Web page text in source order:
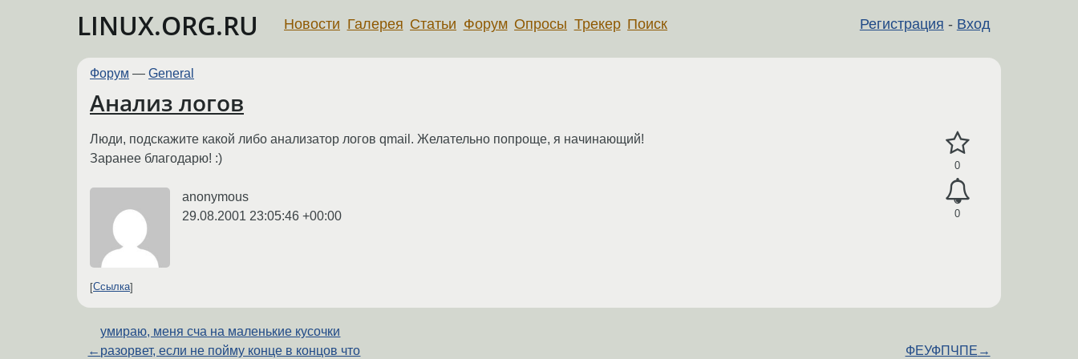
LINUX.ORG.RU Регистрация - Вход
Новости Галерея Статьи Форум Опросы Трекер Поиск
Форум — General
Анализ логов
0
0
Люди, подскажите какой либо анализатор логов qmail. Желательно попроще, я начинающий!
Заранее благодарю! :)
anonymous
29.08.2001 23:05:46 +00:00
Ссылка
←
умираю, меня сча на маленькие кусочки
разорвет, если не пойму конце в концов что
ФЕУФПЧПЕ →